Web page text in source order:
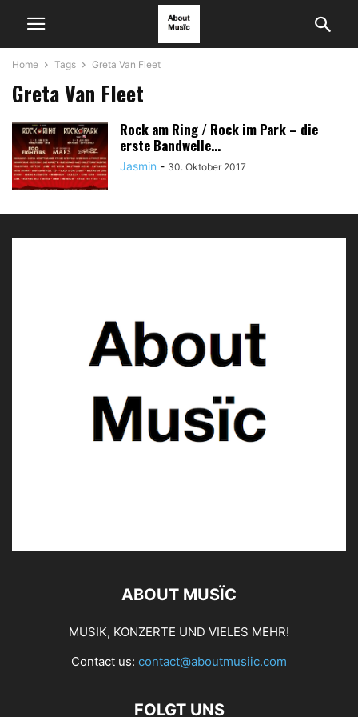
Home Tags Greta Van Fleet
Greta Van Fleet
Rock am Ring / Rock im Park – die
erste Bandwelle...
Jasmin - 30. Oktober 2017
ABOUT MUSÏC
MUSIK, KONZERTE UND VIELES MEHR!
Contact us: contact@aboutmusiic.com
FOLGT UNS